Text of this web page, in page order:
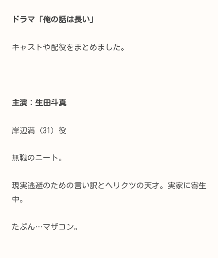
ドラマ「俺の話は長い」
キャストや配役をまとめました。
主演：生田斗真
岸辺満（31）役
無職のニート。
現実逃避のための言い訳とヘリクツの天才。実家に寄生
中。
たぶん…マザコン。